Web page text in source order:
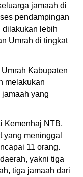
jamaah di
pendampingan
dilakukan lebih
Umrah di tingkat
Kabupaten
melakukan
yang
Kemenhaj NTB,
yang meninggal
11 orang.
yakni tiga
tiga jamaah dari